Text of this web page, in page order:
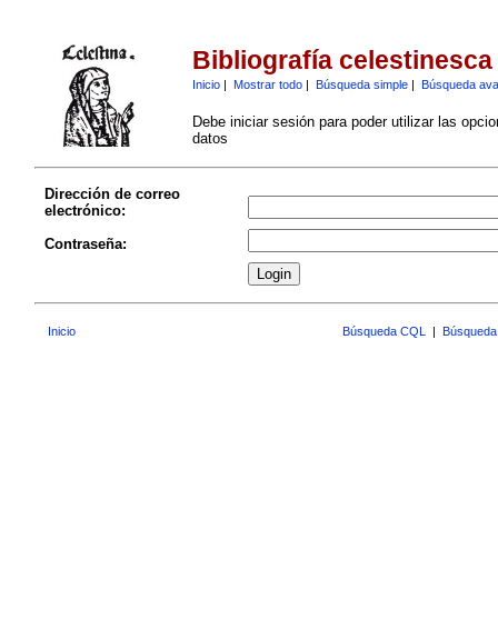
Bibliografía celestinesca
Inicio| Mostrar todo| Búsqueda simple| Búsqueda
Debe iniciar sesión para poder utilizar las
datos
Dirección de correo
electrónico:
Contraseña:
Inicio Búsqueda CQL |